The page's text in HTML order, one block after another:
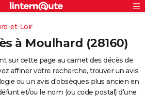
S'inscrire
Connexion
et-Loir
à Moulhard (28160)
sur cette page au carnet des décès de
affiner votre recherche, trouver un avis
ou un avis d'obsèques plus ancien en
et/ou le nom (ou code postal) d'une